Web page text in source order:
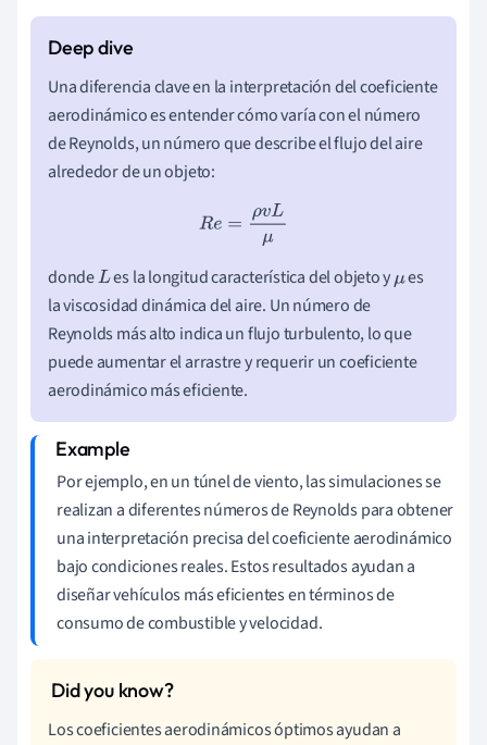
Una diferencia clave en la interpretación del coeficiente
aerodinámico es entender cómo varía con el número
de Reynolds, un número que describe el flujo del aire
alrededor de un objeto:
R e=ρ vLμ
dondeLes la longitud característica del objeto yμes
la viscosidad dinámica del aire. Un número de
Reynolds más alto indica un flujo turbulento, lo que
puede aumentar el arrastre y requerir un coeficiente
aerodinámico más eficiente.
Por ejemplo, en un túnel de viento, las simulaciones se
realizan a diferentes números de Reynolds para obtener
una interpretación precisa del coeficiente aerodinámico
bajo condiciones reales. Estos resultados ayudan a
diseñar vehículos más eficientes en términos de
consumo de combustible y velocidad.
Los coeficientes aerodinámicos óptimos ayudan a